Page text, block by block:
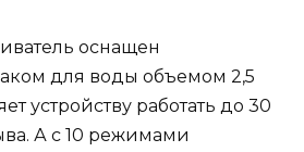
оснащен
для воды объемом 2,5
устройству работать до 30
А с 10 режимами